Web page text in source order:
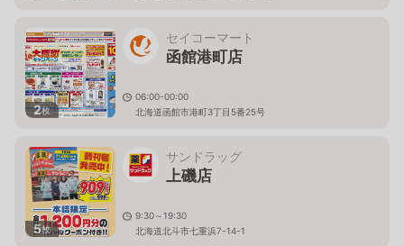
2枚
セイコーマート
函館港町店
06:00-00:00
北海道函館市港町3丁目5番25号
5枚
サンドラッグ
上磯店
9:30～19:30
北海道北斗市七重浜7-14-1